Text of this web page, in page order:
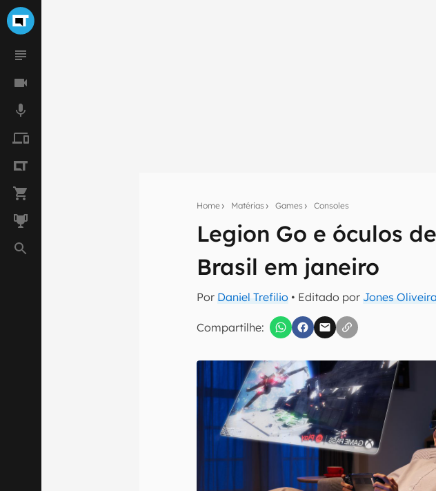
Home Matérias Games Consoles
Legion Go e óculos
Brasil em janeiro
Por Daniel Trefilio • Editado por Jones Oliveira
Compartilhe:
Assine a newsletter do Canaltech e
Confirmo que li, aceito e concordo com os